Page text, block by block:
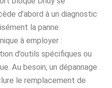
d’abord à un diagnostic
la panne.
à employer :
d’outils spécifiques ou
Au besoin, un dépannage
le remplacement de